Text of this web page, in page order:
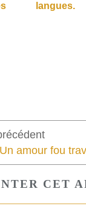
langues.
CET